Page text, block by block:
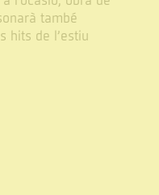
també
hits de l’estiu